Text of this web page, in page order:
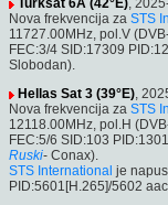
Turksat 6A (42°E),
Nova frekvencija za STS
11727.00MHz, pol.V
FEC:3/4 SID:17309
Slobodan).
Hellas Sat 3 (39°E),
Nova frekvencija za STS
12118.00MHz, pol.H
FEC:5/6 SID:103
Ruski- Conax).
STS International je
PID:5601[H.265]/5602 aac